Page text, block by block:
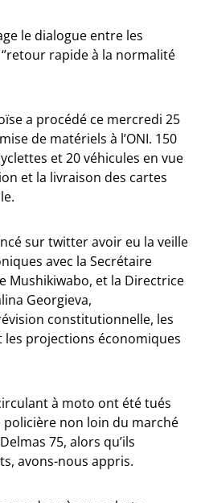
le dialogue entre les
rapide à la normalité
a procédé ce mercredi 25
de matériels à l’ONI. 150
et 20 véhicules en vue
et la livraison des cartes
sur twitter avoir eu la veille
avec la Secrétaire
Mushikiwabo, et la Directrice
Georgieva,
constitutionnelle, les
les projections économiques
à moto ont été tués
non loin du marché
75, alors qu’ils
avons-nous appris.